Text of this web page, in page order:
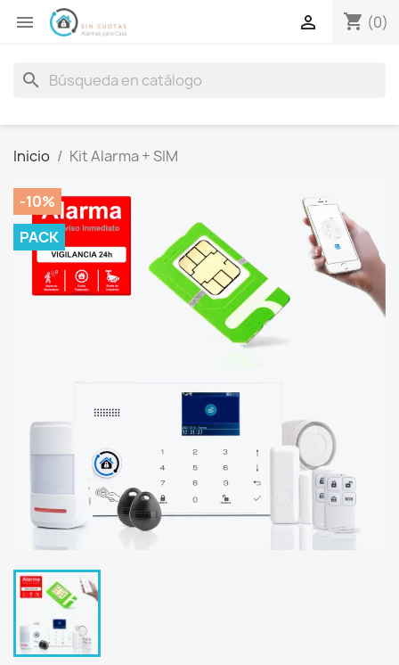
 shopping_cart (0)

search
Inicio Kit Alarma + SIM
-10%
PACK